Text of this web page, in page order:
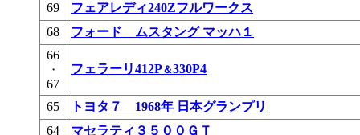
69
フェアレディ240Zフルワークス
68
フォード ムスタング マッハ１
66
・
67
フェラーリ412P＆330P4
65
トヨタ７ 1968年 日本グランプリ
64
マセラティ３５００ＧＴ